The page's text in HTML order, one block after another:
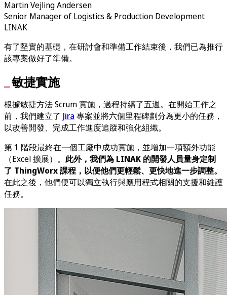
Martin Vejling Andersen
Senior Manager of Logistics & Production Development
LINAK
有了堅實的基礎，在研討會和準備工作結束後，我們已為推行
該專案做好了準備。
敏捷實施
根據敏捷方法 Scrum 實施，過程持續了五週。在開始工作之
前，我們建立了 Jira 專案並將六個里程碑劃分為更小的任務，
以改善開發、完成工作進度追蹤和強化組織。
第 1 階段最終在一個工廠中成功實施，並增加一項額外功能
（Excel 擴展）。 此外，我們為 LINAK 的開發人員量身定制
了 ThingWorx 課程，以便他們更輕鬆、更快地進一步調整。
在此之後，他們便可以獨立執行與應用程式相關的支援和維護
任務。